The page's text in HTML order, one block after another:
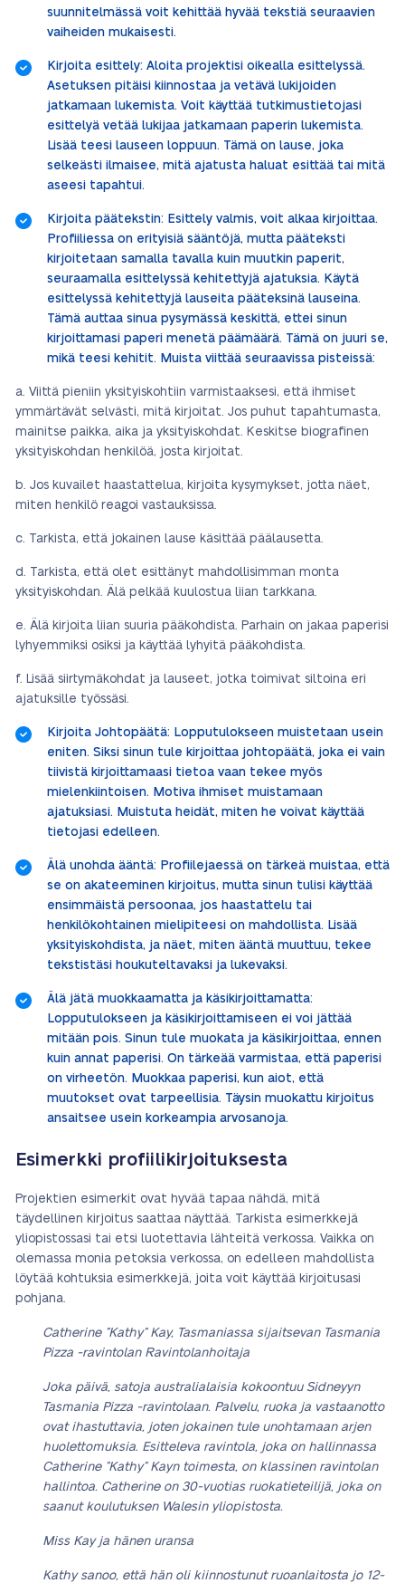
suunnitelmässä voit kehittää hyvää tekstiä seuraavien
vaiheiden mukaisesti.
Kirjoita esittely: Aloita projektisi oikealla esittelyssä.
Asetuksen pitäisi kiinnostaa ja vetävä lukijoiden
jatkamaan lukemista. Voit käyttää tutkimustietojasi
esittelyä vetää lukijaa jatkamaan paperin lukemista.
Lisää teesi lauseen loppuun. Tämä on lause, joka
selkeästi ilmaisee, mitä ajatusta haluat esittää tai mitä
aseesi tapahtui.
Kirjoita päätekstin: Esittely valmis, voit alkaa kirjoittaa.
Profiiliessa on erityisiä sääntöjä, mutta pääteksti
kirjoitetaan samalla tavalla kuin muutkin paperit,
seuraamalla esittelyssä kehitettyjä ajatuksia. Käytä
esittelyssä kehitettyjä lauseita pääteksinä lauseina.
Tämä auttaa sinua pysymässä keskittä, ettei sinun
kirjoittamasi paperi menetä päämäärä. Tämä on juuri se,
mikä teesi kehitit. Muista viittää seuraavissa pisteissä:
Viittä pieniin yksityiskohtiin varmistaaksesi, että ihmiset
ymmärtävät selvästi, mitä kirjoitat. Jos puhut tapahtumasta,
mainitse paikka, aika ja yksityiskohdat. Keskitse biografinen
yksityiskohdan henkilöä, josta kirjoitat.
Jos kuvailet haastattelua, kirjoita kysymykset, jotta näet,
miten henkilö reagoi vastauksissa.
Tarkista, että jokainen lause käsittää päälausetta.
Tarkista, että olet esittänyt mahdollisimman monta
yksityiskohdan. Älä pelkää kuulostua liian tarkkana.
Älä kirjoita liian suuria pääkohdista. Parhain on jakaa paperisi
lyhyemmiksi osiksi ja käyttää lyhyitä pääkohdista.
Lisää siirtymäkohdat ja lauseet, jotka toimivat siltoina eri
ajatuksille työssäsi.
Kirjoita Johtopäätä: Lopputulokseen muistetaan usein
eniten. Siksi sinun tule kirjoittaa johtopäätä, joka ei vain
tiivistä kirjoittamaasi tietoa vaan tekee myös
mielenkiintoisen. Motiva ihmiset muistamaan
ajatuksiasi. Muistuta heidät, miten he voivat käyttää
tietojasi edelleen.
Älä unohda ääntä: Profiilejaessä on tärkeä muistaa, että
se on akateeminen kirjoitus, mutta sinun tulisi käyttää
ensimmäistä persoonaa, jos haastattelu tai
henkilökohtainen mielipiteesi on mahdollista. Lisää
yksityiskohdista, ja näet, miten ääntä muuttuu, tekee
tekstistäsi houkuteltavaksi ja lukevaksi.
Älä jätä muokkaamatta ja käsikirjoittamatta:
Lopputulokseen ja käsikirjoittamiseen ei voi jättää
mitään pois. Sinun tule muokata ja käsikirjoittaa, ennen
kuin annat paperisi. On tärkeää varmistaa, että paperisi
on virheetön. Muokkaa paperisi, kun aiot, että
muutokset ovat tarpeellisia. Täysin muokattu kirjoitus
ansaitsee usein korkeampia arvosanoja.
Esimerkki profiilikirjoituksesta
Projektien esimerkit ovat hyvää tapaa nähdä, mitä
täydellinen kirjoitus saattaa näyttää. Tarkista esimerkkejä
yliopistossasi tai etsi luotettavia lähteitä verkossa. Vaikka on
olemassa monia petoksia verkossa, on edelleen mahdollista
löytää kohtuksia esimerkkejä, joita voit käyttää kirjoitusasi
pohjana.
Catherine ”Kathy” Kay, Tasmaniassa sijaitsevan Tasmania
Pizza -ravintolan Ravintolanhoitaja
Joka päivä, satoja australialaisia kokoontuu Sidneyyn
Tasmania Pizza -ravintolaan. Palvelu, ruoka ja vastaanotto
ovat ihastuttavia, joten jokainen tule unohtamaan arjen
huolettomuksia. Esitteleva ravintola, joka on hallinnassa
Catherine ”Kathy” Kayn toimesta, on klassinen ravintolan
hallintoa. Catherine on 30-vuotias ruokatieteilijä, joka on
saanut koulutuksen Walesin yliopistosta.
Miss Kay ja hänen uransa
Kathy sanoo, että hän oli kiinnostunut ruoanlaitosta jo 12-